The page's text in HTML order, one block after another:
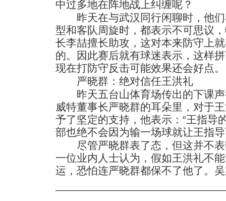
中过多地在阵地战上纠缠呢？
昨天在与武汉同行闲聊时，他们
型和客队周旋时，都表示不可思议
长李喆擅长助攻，这对本来防守上
的。因此赛后就有球迷表示，这样
现在打防守反击可能效果还会好点。
严晓群：绝对信任王洪礼
昨天五台山体育场传出的下课声
威特董事长严晓群的耳朵里，对于
予了坚定的支持，他表示：“王指导
部也绝不会因为输一场球就让王指导
尽管严晓群表了态，但这并不表
一位业内人士认为，假如王洪礼不
运，恐怕连严晓群都保不了他了。